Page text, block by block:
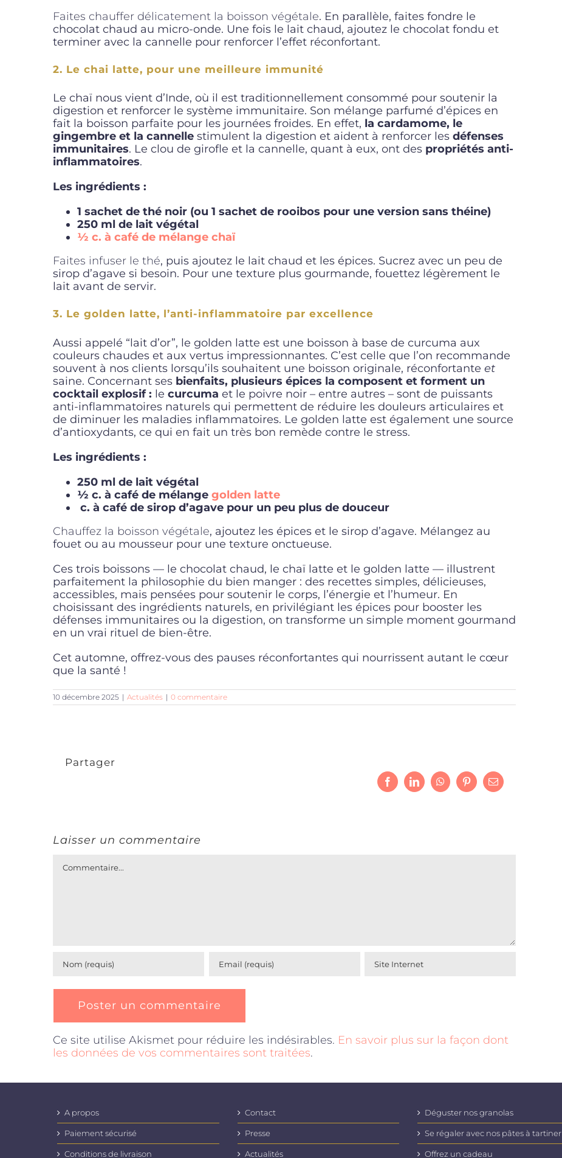
Faites chauffer délicatement la boisson végétale. En parallèle, faites fondre le
chocolat chaud au micro-onde. Une fois le lait chaud, ajoutez le chocolat fondu et
terminer avec la cannelle pour renforcer l’effet réconfortant.
2. Le chai latte, pour une meilleure immunité
Le chaï nous vient d’Inde, où il est traditionnellement consommé pour soutenir la
digestion et renforcer le système immunitaire. Son mélange parfumé d’épices en
fait la boisson parfaite pour les journées froides. En effet, la cardamome, le
gingembre et la cannelle stimulent la digestion et aident à renforcer les défenses
immunitaires. Le clou de girofle et la cannelle, quant à eux, ont des propriétés anti-
inflammatoires.
Les ingrédients :
1 sachet de thé noir (ou 1 sachet de rooibos pour une version sans théine)
250 ml de lait végétal
½ c. à café de mélange chaï
Faites infuser le thé, puis ajoutez le lait chaud et les épices. Sucrez avec un peu de
sirop d’agave si besoin. Pour une texture plus gourmande, fouettez légèrement le
lait avant de servir.
3. Le golden latte, l’anti-inflammatoire par excellence
Aussi appelé “lait d’or”, le golden latte est une boisson à base de curcuma aux
couleurs chaudes et aux vertus impressionnantes. C’est celle que l’on recommande
souvent à nos clients lorsqu’ils souhaitent une boisson originale, réconfortante et
saine. Concernant ses bienfaits, plusieurs épices la composent et forment un
cocktail explosif : le curcuma et le poivre noir – entre autres – sont de puissants
anti-inflammatoires naturels qui permettent de réduire les douleurs articulaires et
de diminuer les maladies inflammatoires. Le golden latte est également une source
d’antioxydants, ce qui en fait un très bon remède contre le stress.
Les ingrédients :
250 ml de lait végétal
½ c. à café de mélange golden latte
c. à café de sirop d’agave pour un peu plus de douceur
Chauffez la boisson végétale, ajoutez les épices et le sirop d’agave. Mélangez au
fouet ou au mousseur pour une texture onctueuse.
Ces trois boissons — le chocolat chaud, le chaï latte et le golden latte — illustrent
parfaitement la philosophie du bien manger : des recettes simples, délicieuses,
accessibles, mais pensées pour soutenir le corps, l’énergie et l’humeur. En
choisissant des ingrédients naturels, en privilégiant les épices pour booster les
défenses immunitaires ou la digestion, on transforme un simple moment gourmand
en un vrai rituel de bien-être.
Cet automne, offrez-vous des pauses réconfortantes qui nourrissent autant le cœur
que la santé !
10 décembre 2025 | Actualités | 0 commentaire
Partager
FacebookLinkedInWhatsAppPinterestEmail
Laisser un commentaire
Ce site utilise Akismet pour réduire les indésirables. En savoir plus sur la façon dont
les données de vos commentaires sont traitées.
A propos
Paiement sécurisé
Conditions de livraison
Contact
Presse
Actualités
Déguster nos granolas
Se régaler avec nos pâtes à tartiner
Offrez un cadeau